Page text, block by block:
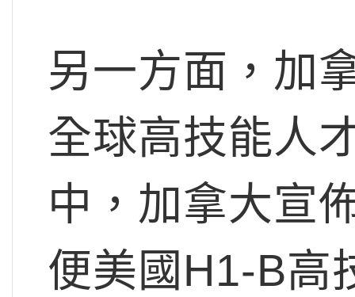
另一方面，加
全球高技能人
中，加拿大宣
便美國H1-B高